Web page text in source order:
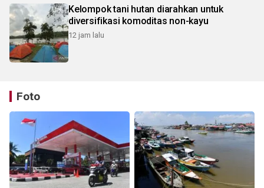
Kelompok tani hutan diarahkan untuk
diversifikasi komoditas non-kayu
12 jam lalu
Foto